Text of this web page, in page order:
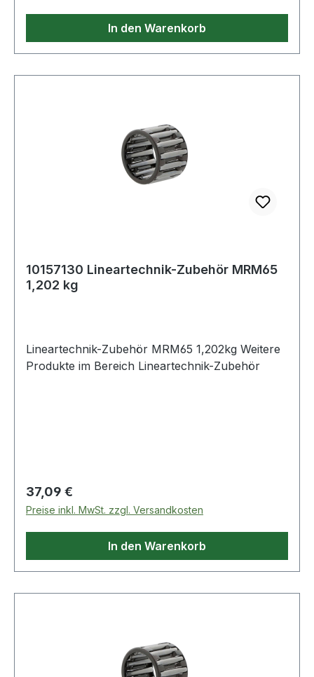
In den Warenkorb
10157130 Lineartechnik-Zubehör MRM65
1,202 kg
Lineartechnik-Zubehör MRM65 1,202kg Weitere
Produkte im Bereich Lineartechnik-Zubehör
Regulärer Preis:
37,09 €
Preise inkl. MwSt. zzgl. Versandkosten
In den Warenkorb